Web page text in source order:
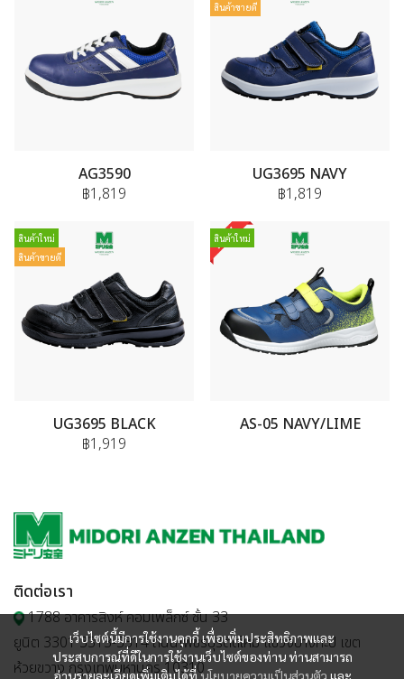
AG3590
฿1,819
สินค้าขายดี
UG3695 NAVY
฿1,819
สินค้าใหม่
สินค้าขายดี
UG3695 BLACK
฿1,919
สินค้าใหม่
AS-05 NAVY/LIME
เว็บไซต์นี้มีการใช้งานคุกกี้ เพื่อเพิ่มประสิทธิภาพและ
ประสบการณ์ที่ดีในการใช้งานเว็บไซต์ของท่าน ท่านสามารถ
อ่านรายละเอียดเพิ่มเติมได้ที่นโยบายความเป็นส่วนตัว และ
ติดต่อเรา
1788 อาคารสิงห์ คอมเพล็กซ์ ชั้น 33
ยูนิต 3301 3313-3314 ถนนเพชรบุรีตัดใหม่ แขวงบางกะปิ เขต
ห้วยขวาง กรุงเทพมหานคร 10310